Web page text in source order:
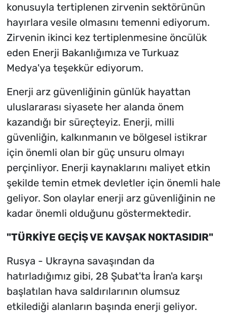
konusuyla tertiplenen zirvenin sektörünün
hayırlara vesile olmasını temenni ediyorum.
Zirvenin ikinci kez tertiplenmesine öncülük
eden Enerji Bakanlığımıza ve Turkuaz
Medya'ya teşekkür ediyorum.
Enerji arz güvenliğinin günlük hayattan
uluslararası siyasete her alanda önem
kazandığı bir süreçteyiz. Enerji, milli
güvenliğin, kalkınmanın ve bölgesel istikrar
için önemli olan bir güç unsuru olmayı
perçinliyor. Enerji kaynaklarını maliyet etkin
şekilde temin etmek devletler için önemli hale
geliyor. Son olaylar enerji arz güvenliğinin ne
kadar önemli olduğunu göstermektedir.
"TÜRKİYE GEÇİŞ VE KAVŞAK NOKTASIDIR"
Rusya - Ukrayna savaşından da
hatırladığımız gibi, 28 Şubat'ta İran'a karşı
başlatılan hava saldırılarının olumsuz
etkilediği alanların başında enerji geliyor.